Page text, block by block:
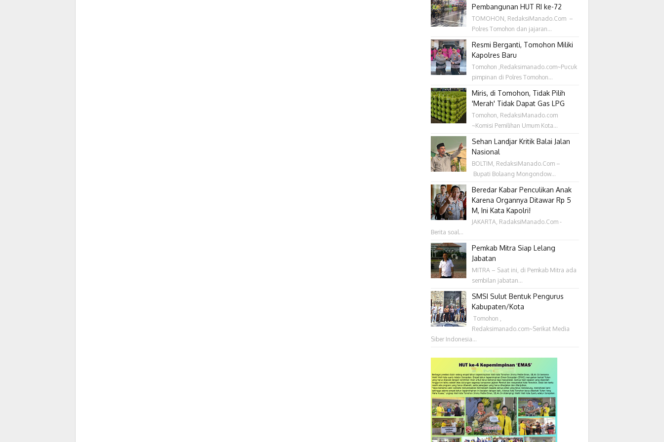
Pembangunan HUT RI ke-72
TOMOHON, RedaksiManado.Com –
Polres Tomohon dan jajaran...
Resmi Berganti, Tomohon Miliki
Kapolres Baru
Tomohon ,Redaksimanado.com~Pucuk
pimpinan di Polres Tomohon...
Miris, di Tomohon, Tidak Pilih
'Merah' Tidak Dapat Gas LPG
Tomohon, RedaksiManado.com
~Komisi Pemilihan Umum Kota...
Sehan Landjar Kritik Balai Jalan
Nasional
BOLTIM, RedaksiManado.Com –
Bupati Bolaang Mongondow...
Beredar Kabar Penculikan Anak
Karena Organnya Ditawar Rp 5
M, Ini Kata Kapolri!
JAKARTA, RadaksiManado.Com -
Berita soal...
Pemkab Mitra Siap Lelang
Jabatan
MITRA – Saat ini, di Pemkab Mitra ada
sembilan jabatan...
SMSI Sulut Bentuk Pengurus
Kabupaten/Kota
‎ Tomohon ,
Redaksimanado.com~Serikat Media
Siber Indonesia...